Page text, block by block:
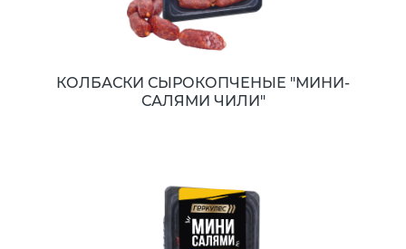
КОЛБАСКИ СЫРОКОПЧЕНЫЕ "МИНИ-
САЛЯМИ ЧИЛИ"